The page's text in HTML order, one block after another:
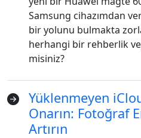
Samsung cihazımdan
bir yolunu bulmakta
herhangi bir rehberlik
misiniz?
Yüklenmeyen
Onarın: Fotoğraf
Artırın